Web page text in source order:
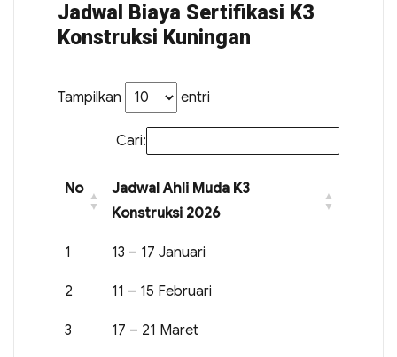
Jadwal Biaya Sertifikasi K3
Konstruksi Kuningan
Tampilkan entri
Cari:
No
Jadwal Ahli Muda K3
Konstruksi 2026
1 13 – 17 Januari
2 11 – 15 Februari
3 17 – 21 Maret